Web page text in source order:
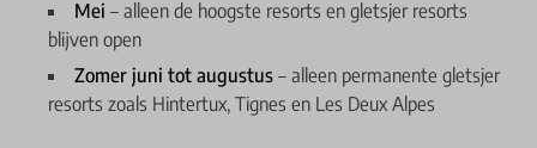
Mei – alleen de hoogste resorts en gletsjer resorts
blijven open
Zomer juni tot augustus – alleen permanente gletsjer
resorts zoals Hintertux, Tignes en Les Deux Alpes